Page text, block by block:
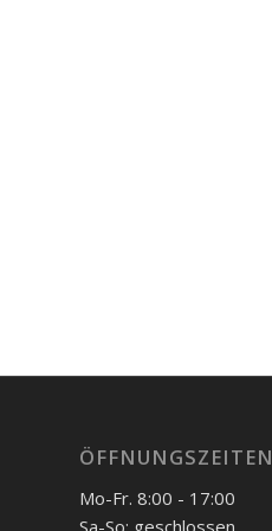
ÖFFNUNGSZEITEN
Mo-Fr. 8:00 - 17:00
Sa-So: geschlossen